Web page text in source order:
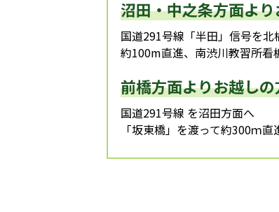
沼田・中之条方面よ
国道291号線「半田」信号を北
約100m直進、南渋川教習所看
前橋方面よりお越しの
国道291号線 を沼田方面へ
「坂東橋」を渡って約300ｍ